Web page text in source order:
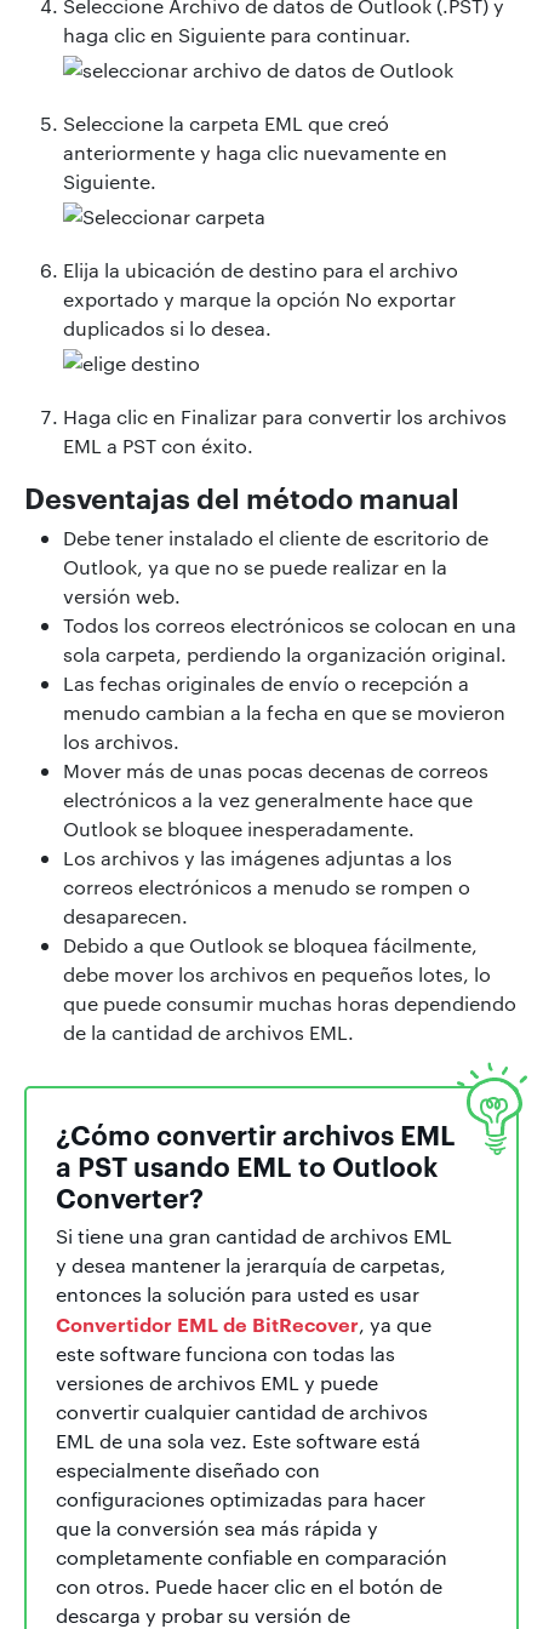
Seleccione Archivo de datos de Outlook (.PST) y
haga clic en Siguiente para continuar.
Seleccione la carpeta EML que creó
anteriormente y haga clic nuevamente en
Siguiente.
Elija la ubicación de destino para el archivo
exportado y marque la opción No exportar
duplicados si lo desea.
Haga clic en Finalizar para convertir los archivos
EML a PST con éxito.
Desventajas del método manual
Debe tener instalado el cliente de escritorio de
Outlook, ya que no se puede realizar en la
versión web.
Todos los correos electrónicos se colocan en una
sola carpeta, perdiendo la organización original.
Las fechas originales de envío o recepción a
menudo cambian a la fecha en que se movieron
los archivos.
Mover más de unas pocas decenas de correos
electrónicos a la vez generalmente hace que
Outlook se bloquee inesperadamente.
Los archivos y las imágenes adjuntas a los
correos electrónicos a menudo se rompen o
desaparecen.
Debido a que Outlook se bloquea fácilmente,
debe mover los archivos en pequeños lotes, lo
que puede consumir muchas horas dependiendo
de la cantidad de archivos EML.
¿Cómo convertir archivos EML
a PST usando EML to Outlook
Converter?
Si tiene una gran cantidad de archivos EML
y desea mantener la jerarquía de carpetas,
entonces la solución para usted es usar
Convertidor EML de BitRecover, ya que
este software funciona con todas las
versiones de archivos EML y puede
convertir cualquier cantidad de archivos
EML de una sola vez. Este software está
especialmente diseñado con
configuraciones optimizadas para hacer
que la conversión sea más rápida y
completamente confiable en comparación
con otros. Puede hacer clic en el botón de
descarga y probar su versión de